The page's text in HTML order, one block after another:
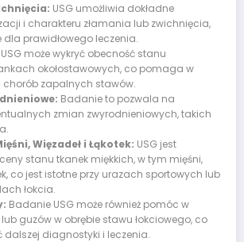
USG umożliwia dokładne
i charakteru złamania lub zwichnięcia,
dla prawidłowego leczenia.
USG może wykryć obecność stanu
okołostawowych, co pomaga w
zapalnych stawów.
Badanie to pozwala na
zmian zwyrodnieniowych, takich
Więzadeł i Łąkotek: USG jest
stanu tkanek miękkich, w tym mięśni,
co jest istotne przy urazach sportowych lub
łokcia.
Badanie USG może również pomóc w
guzów w obrębie stawu łokciowego, co
diagnostyki i leczenia.